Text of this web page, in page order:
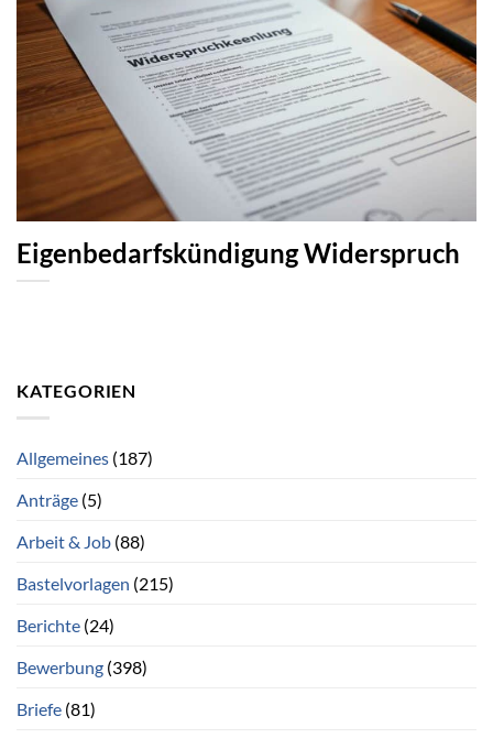
Eigenbedarfskündigung Widerspruch
KATEGORIEN
Allgemeines (187)
Anträge (5)
Arbeit & Job (88)
Bastelvorlagen (215)
Berichte (24)
Bewerbung (398)
Briefe (81)